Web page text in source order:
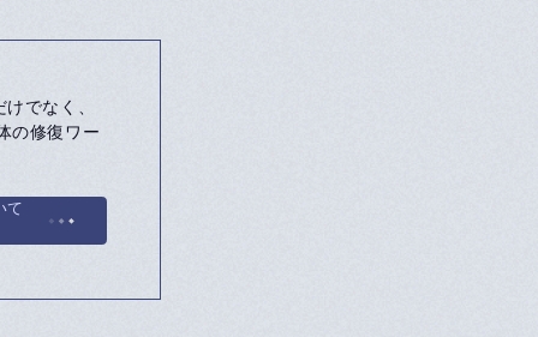
でなく、
の修復ワー
て